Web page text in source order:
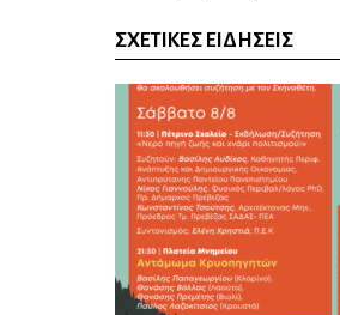
ΣΧΕΤΙΚΈΣ ΕΙΔΉΣΕΙΣ